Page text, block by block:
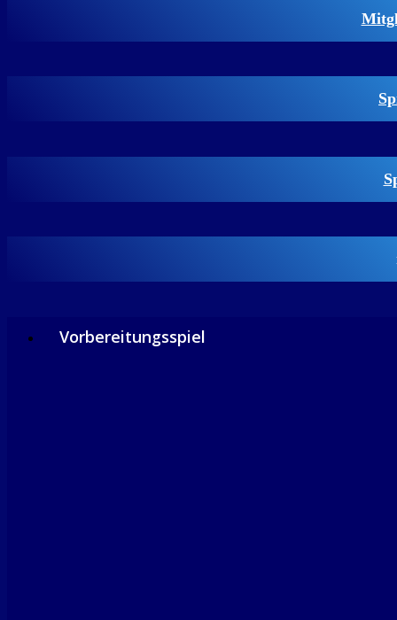
Vorbereitungsspiel